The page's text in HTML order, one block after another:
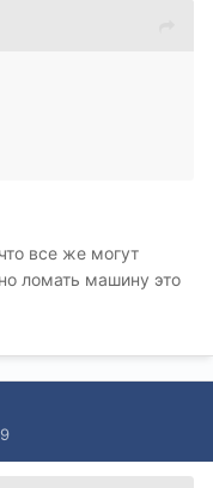
все же могут
ломать машину это